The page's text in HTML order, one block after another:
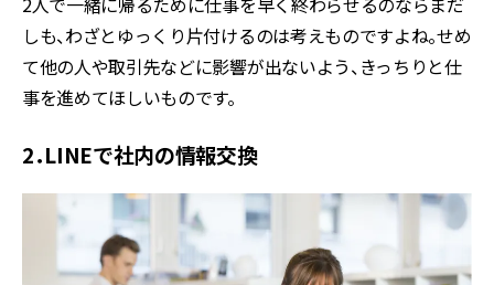
しも、わざとゆっくり片付けるのは考えものですよね。せめ
て他の人や取引先などに影響が出ないよう、きっちりと仕
事を進めてほしいものです。
2．LINEで社内の情報交換